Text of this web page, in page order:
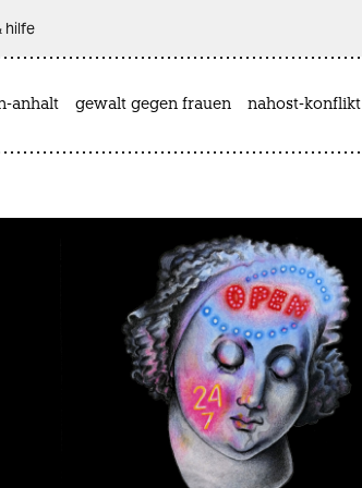
hilfe
anhalt gewalt gegen frauen nahost-konflikt